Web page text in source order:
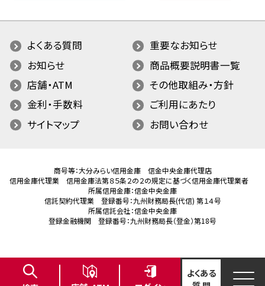
よくある
よくある質問
重要なお知らせ
お知らせ
商品概要説明書一覧
店舗・ATM
その他取組み・方針
金利・手数料
ご利用にあたり
サイトマップ
お問い合わせ
商号等：大分みらい信用金庫 信金中央金庫代理店
信用金庫代理業 信用金庫法第８５条２の２の規定に基づく信用金庫代理業者
所属信用金庫：信金中央金庫
信託契約代理業 登録番号：九州財務局長(代信) 第１４号
所属信託会社：信金中央金庫
登録金融機関 登録番号：九州財務局長（登金）第18号